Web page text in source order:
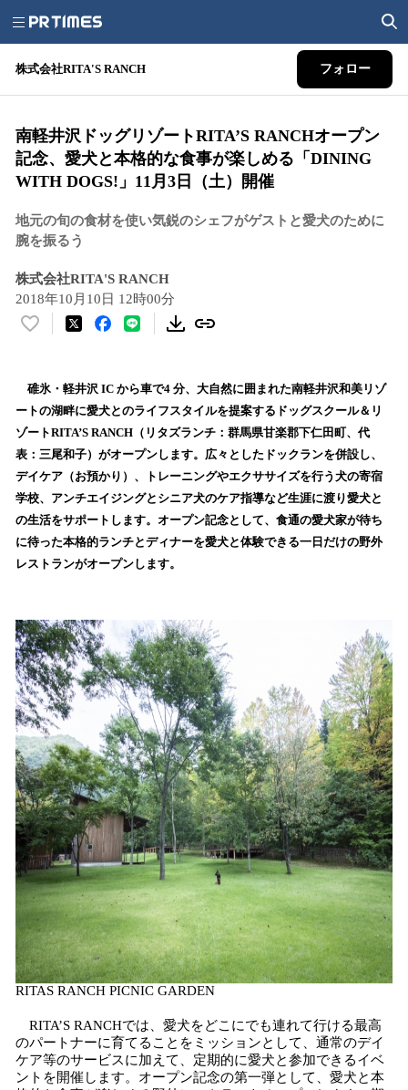
株式会社RITA'S RANCH フォロー
南軽井沢ドッグリゾートRITA’S RANCHオープン
記念、愛犬と本格的な食事が楽しめる「DINING
WITH DOGS!」11月3日（土）開催
地元の旬の食材を使い気鋭のシェフがゲストと愛犬のために
腕を振るう
株式会社RITA'S RANCH
2018年10月10日 12時00分
い
！
数
を
読
込
み
中
で
す
碓氷・軽井沢 IC から車で4 分、大自然に囲まれた南軽井沢和美リゾ
ートの湖畔に愛犬とのライフスタイルを提案するドッグスクール＆リ
ゾートRITA’S RANCH（リタズランチ：群馬県甘楽郡下仁田町、代
表：三尾和子）がオープンします。広々としたドックランを併設し、
デイケア（お預かり）、トレーニングやエクササイズを行う犬の寄宿
学校、アンチエイジングとシニア犬のケア指導など生涯に渡り愛犬と
の生活をサポートします。オープン記念として、食通の愛犬家が待ち
に待った本格的ランチとディナーを愛犬と体験できる一日だけの野外
レストランがオープンします。
RITAS RANCH PICNIC GARDEN
RITA’S RANCHでは、愛犬をどこにでも連れて行ける最高
のパートナーに育てることをミッションとして、通常のデイ
ケア等のサービスに加えて、定期的に愛犬と参加できるイベ
ントを開催します。オープン記念の第一弾として、愛犬と本